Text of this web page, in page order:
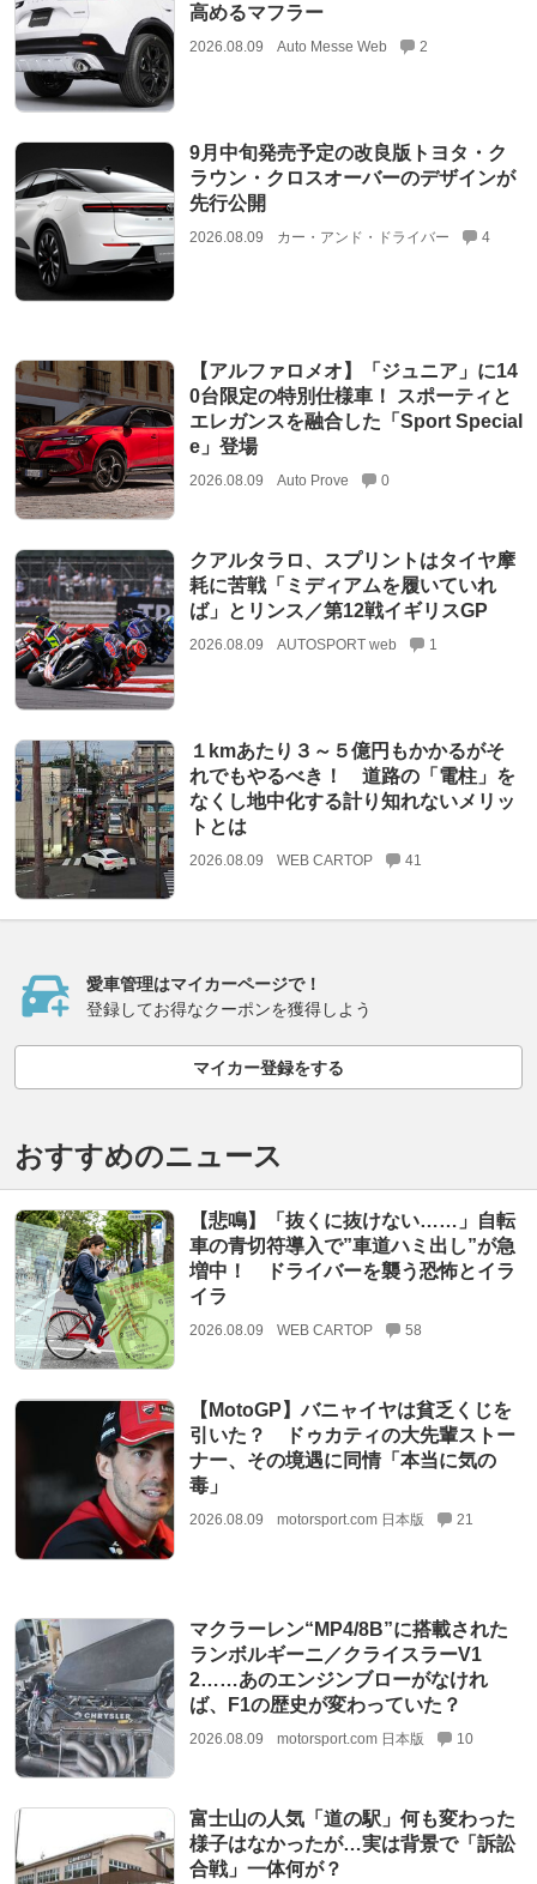
高めるマフラー
2026.08.09 Auto Messe Web 2
9月中旬発売予定の改良版トヨタ・ク
ラウン・クロスオーバーのデザインが
先行公開
2026.08.09 カー・アンド・ドライバー 4
【アルファロメオ】「ジュニア」に14
0台限定の特別仕様車！ スポーティと
エレガンスを融合した「Sport Special
e」登場
2026.08.09 Auto Prove 0
クアルタラロ、スプリントはタイヤ摩
耗に苦戦「ミディアムを履いていれ
ば」とリンス／第12戦イギリスGP
2026.08.09 AUTOSPORT web 1
１kmあたり３～５億円もかかるがそ
れでもやるべき！ 道路の「電柱」を
なくし地中化する計り知れないメリッ
トとは
2026.08.09 WEB CARTOP 41
愛車管理はマイカーページで！
登録してお得なクーポンを獲得しよう
マイカー登録をする
おすすめのニュース
【悲鳴】「抜くに抜けない……」自転
車の青切符導入で”車道ハミ出し”が急
増中！ ドライバーを襲う恐怖とイラ
イラ
2026.08.09 WEB CARTOP 58
【MotoGP】バニャイヤは貧乏くじを
引いた？ ドゥカティの大先輩ストー
ナー、その境遇に同情「本当に気の
毒」
2026.08.09 motorsport.com 日本版 21
マクラーレン“MP4/8B”に搭載された
ランボルギーニ／クライスラーV1
2……あのエンジンブローがなけれ
ば、F1の歴史が変わっていた？
2026.08.09 motorsport.com 日本版 10
富士山の人気「道の駅」何も変わった
様子はなかったが…実は背景で「訴訟
合戦」一体何が？